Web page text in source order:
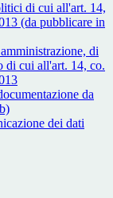
di cui all'art. 14,
(da pubblicare in
di
di cui all'art. 14, co.
da
dei dati